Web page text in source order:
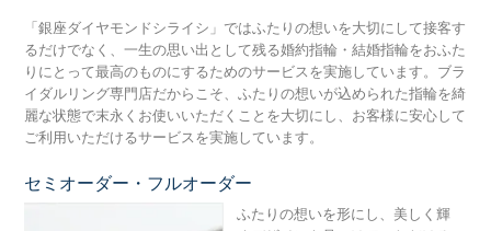
「銀座ダイヤモンドシライシ」ではふたりの想いを大切にして接客す
るだけでなく、一生の思い出として残る婚約指輪・結婚指輪をおふた
りにとって最高のものにするためのサービスを実施しています。ブラ
イダルリング専門店だからこそ、ふたりの想いが込められた指輪を綺
麗な状態で末永くお使いいただくことを大切にし、お客様に安心して
ご利用いただけるサービスを実施しています。
セミオーダー・フルオーダー
ふたりの想いを形にし、美しく輝